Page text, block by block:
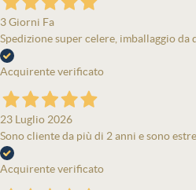
3 Giorni Fa
Spedizione super celere, imballaggio
Acquirente verificato
23 Luglio 2026
Sono cliente da più di 2 anni e sono
Acquirente verificato